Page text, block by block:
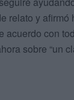
relato y afirmó
acuerdo con
sobre “un